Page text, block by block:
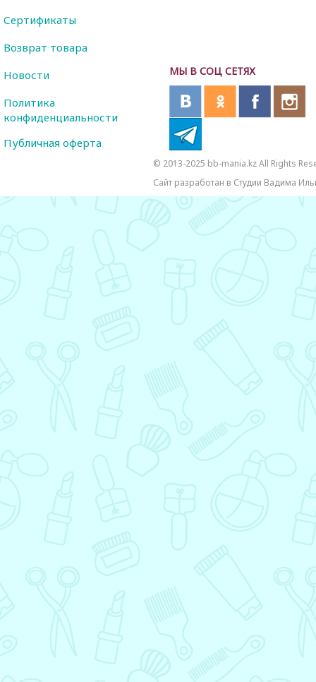
МЫ В СОЦ СЕТЯХ
Сертификаты
Возврат товара
Новости
Политика
конфиденциальности
Публичная оферта
© 2013-2025 bb-mania.kz All Rights
Сайт разработан в Студии Вадима